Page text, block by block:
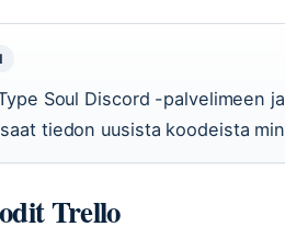
Soul Discord -palvelimeen
tiedon uusista koodeista
Trello